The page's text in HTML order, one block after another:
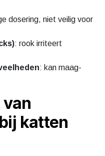
dosering, niet veilig voor
: rook irriteert
: kan maag-
katten